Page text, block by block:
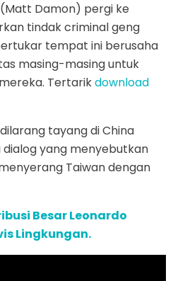
(Matt Damon) pergi ke
tindak criminal geng
tempat ini berusaha
masing-masing untuk
Tertarikdownload
tayang di China
yang menyebutkan
Taiwan dengan
Besar Leonardo
Lingkungan.